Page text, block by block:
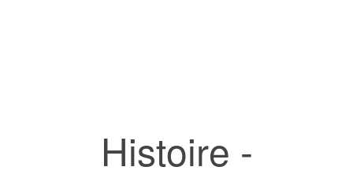
Histoire -